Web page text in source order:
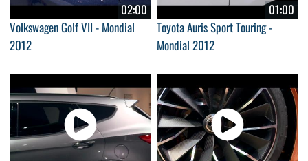
02:00
Volkswagen Golf VII - Mondial
2012
01:00
Toyota Auris Sport Touring -
Mondial 2012